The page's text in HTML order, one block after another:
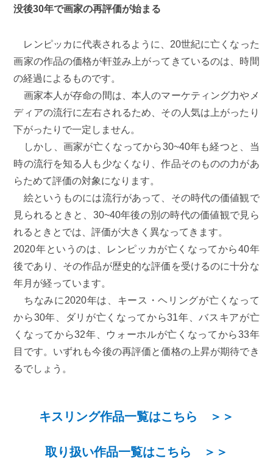
没後30年で画家の再評価が始まる
レンピッカに代表されるように、20世紀に亡くなった
画家の作品の価格が軒並み上がってきているのは、時間
の経過によるものです。
画家本人が存命の間は、本人のマーケティング力やメ
ディアの流行に左右されるため、その人気は上がったり
下がったりで一定しません。
しかし、画家が亡くなってから30~40年も経つと、当
時の流行を知る人も少なくなり、作品そのものの力があ
らためて評価の対象になります。
絵というものには流行があって、その時代の価値観で
見られるときと、30~40年後の別の時代の価値観で見ら
れるときとでは、評価が大きく異なってきます。
2020年というのは、レンピッカが亡くなってから40年
後であり、その作品が歴史的な評価を受けるのに十分な
年月が経っています。
ちなみに2020年は、キース・ヘリングが亡くなって
から30年、ダリが亡くなってから31年、バスキアが亡
くなってから32年、ウォーホルが亡くなってから33年
目です。いずれも今後の再評価と価格の上昇が期待でき
るでしょう。
キスリング作品一覧はこちら ＞＞
取り扱い作品一覧はこちら ＞＞